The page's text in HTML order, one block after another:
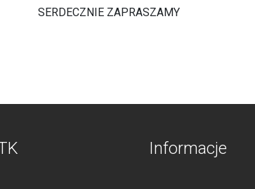
SERDECZNIE ZAPRASZAMY
Informacje